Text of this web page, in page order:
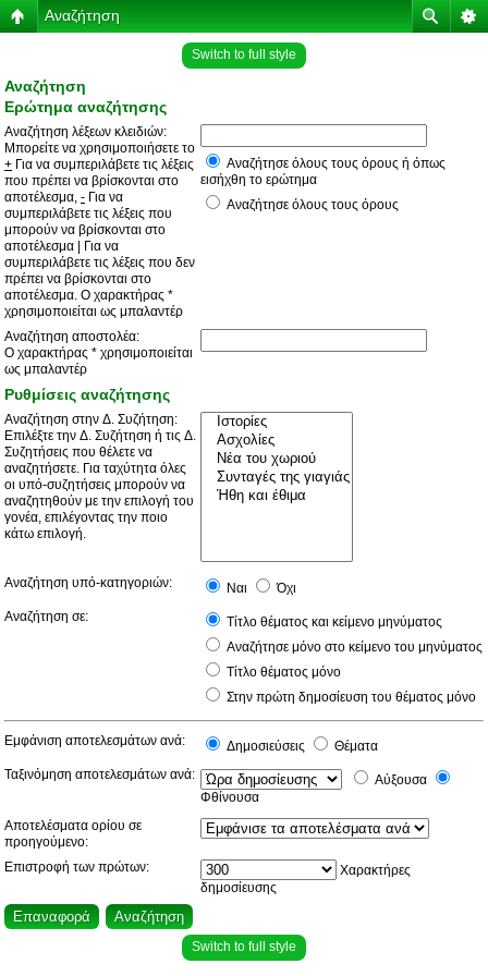
Αναζήτηση
Switch to full style
Αναζήτηση
Ερώτημα αναζήτησης
Αναζήτηση λέξεων κλειδιών:
Μπορείτε να χρησιμοποιήσετε το
+ Για να συμπεριλάβετε τις λέξεις
που πρέπει να βρίσκονται στο
αποτέλεσμα, - Για να
συμπεριλάβετε τις λέξεις που
μπορούν να βρίσκονται στο
αποτέλεσμα
Για να
συμπεριλάβετε τις λέξεις που δεν
πρέπει να βρίσκονται στο
αποτέλεσμα. Ο χαρακτήρας *
χρησιμοποιείται ως μπαλαντέρ
Αναζήτησε όλους τους όρους ή όπως
εισήχθη το ερώτημα
Αναζήτησε όλους τους όρους
Αναζήτηση αποστολέα:
Ο χαρακτήρας * χρησιμοποιείται
ως μπαλαντέρ
Ρυθμίσεις αναζήτησης
Αναζήτηση στην Δ. Συζήτηση:
Επιλέξτε την Δ. Συζήτηση ή τις Δ.
Συζητήσεις που θέλετε να
αναζητήσετε. Για ταχύτητα όλες
οι υπό-συζητήσεις μπορούν να
αναζητηθούν με την επιλογή του
γονέα, επιλέγοντας την ποιο
κάτω επιλογή.
Αναζήτηση υπό-κατηγοριών: Ναι
Όχι
Αναζήτηση σε:
Τίτλο θέματος και κείμενο μηνύματος
Αναζήτησε μόνο στο κείμενο του μηνύματος
Τίτλο θέματος μόνο
Στην πρώτη δημοσίευση του θέματος μόνο
Εμφάνιση αποτελεσμάτων ανά: Δημοσιεύσεις
Θέματα
Ταξινόμηση αποτελεσμάτων ανά:
Αύξουσα
Φθίνουσα
Αποτελέσματα ορίου σε
προηγούμενο:
Επιστροφή των πρώτων:
Χαρακτήρες
δημοσίευσης
Switch to full style